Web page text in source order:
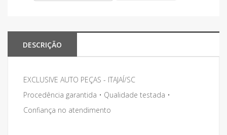
DESCRIÇÃO
EXCLUSIVE AUTO PEÇAS - ITAJAÍ/SC
Procedência garantida • Qualidade testada •
Confiança no atendimento